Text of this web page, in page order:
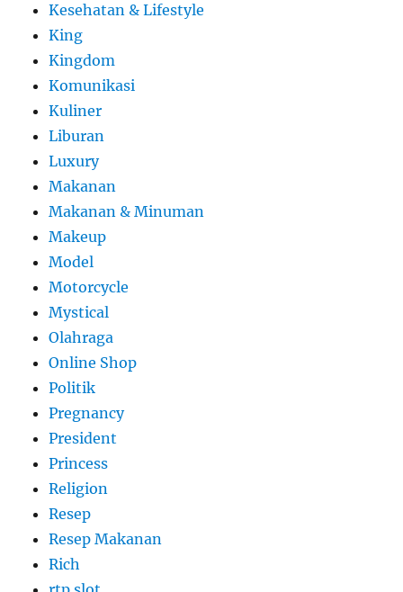
Kesehatan & Lifestyle
King
Kingdom
Komunikasi
Kuliner
Liburan
Luxury
Makanan
Makanan & Minuman
Makeup
Model
Motorcycle
Mystical
Olahraga
Online Shop
Politik
Pregnancy
President
Princess
Religion
Resep
Resep Makanan
Rich